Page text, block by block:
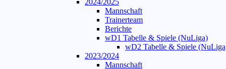
2024/2025
Mannschaft
Trainerteam
Berichte
wD1 Tabelle & Spiele (NuLiga)
wD2 Tabelle & Spiele
2023/2024
Mannschaft